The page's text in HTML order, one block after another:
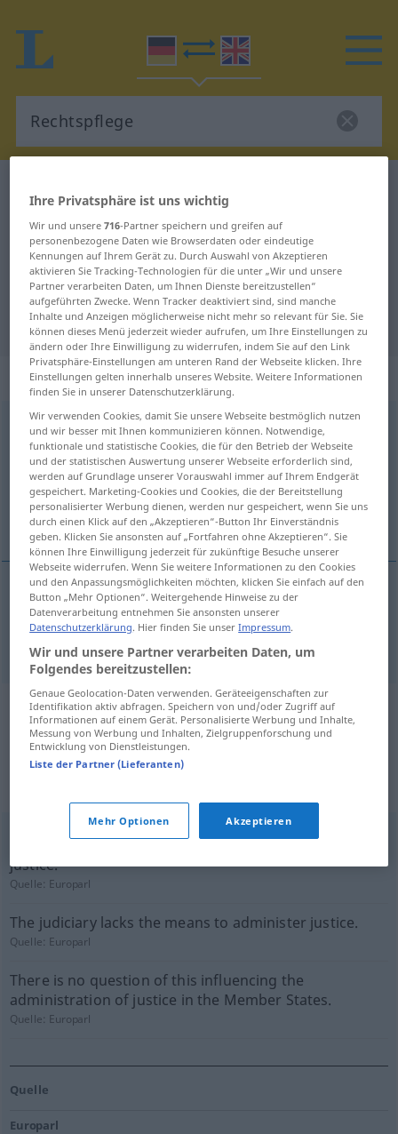
Deutsch-Englisch Übersetzung für
"Rechtspflege"
"Rechtspflege" Englisch
Übersetzung
„Rechtspflege“: Femininum
Rechtspflegef
Übersicht aller Übersetzungen
(Für mehr Details die Übersetzung anklicken/antippen)
administration of justice, judicature
(administration of)justice,judicature
Beispielsätze aus externen Quellen
für "Rechtspflege"
(nicht von der Langenscheidt Redaktion
Further, we must improve the public's access to
justice.
Quelle: Europarl
The judiciary lacks the means to administer justice.
Quelle: Europarl
There is no question of this influencing the
administration of justice in the Member States.
Quelle: Europarl
Quelle
Europarl
Ihre Privatsphäre ist uns wichtig
Wir und unsere716-Partner speichern und greifen auf
personenbezogene Daten wie Browserdaten oder eindeutige
Kennungen auf Ihrem Gerät zu. Durch Auswahl von Akzeptieren
aktivieren Sie Tracking-Technologien für die unter „Wir und unsere
Partner verarbeiten Daten, um Ihnen Dienste bereitzustellen“
aufgeführten Zwecke. Wenn Tracker deaktiviert sind, sind manche
Inhalte und Anzeigen möglicherweise nicht mehr so relevant für Sie. Sie
können dieses Menü jederzeit wieder aufrufen, um Ihre Einstellungen zu
ändern oder Ihre Einwilligung zu widerrufen, indem Sie auf den Link
Privatsphäre-Einstellungen am unteren Rand der Webseite klicken. Ihre
Einstellungen gelten innerhalb unseres Website. Weitere Informationen
finden Sie in unserer Datenschutzerklärung.
Wir verwenden Cookies, damit Sie unsere Webseite bestmöglich nutzen
und wir besser mit Ihnen kommunizieren können. Notwendige,
funktionale und statistische Cookies, die für den Betrieb der Webseite
und der statistischen Auswertung unserer Webseite erforderlich sind,
werden auf Grundlage unserer Vorauswahl immer auf Ihrem Endgerät
gespeichert. Marketing-Cookies und Cookies, die der Bereitstellung
personalisierter Werbung dienen, werden nur gespeichert, wenn Sie uns
durch einen Klick auf den „Akzeptieren“-Button Ihr Einverständnis
geben. Klicken Sie ansonsten auf „Fortfahren ohne Akzeptieren“. Sie
können Ihre Einwilligung jederzeit für zukünftige Besuche unserer
Webseite widerrufen. Wenn Sie weitere Informationen zu den Cookies
und den Anpassungsmöglichkeiten möchten, klicken Sie einfach auf den
Button „Mehr Optionen“. Weitergehende Hinweise zu der
Datenverarbeitung entnehmen Sie ansonsten unserer
Datenschutzerklärung. Hier finden Sie unserImpressum.
Wir und unsere Partner verarbeiten Daten, um
Folgendes bereitzustellen:
Genaue Geolocation-Daten verwenden. Geräteeigenschaften zur
Identifikation aktiv abfragen. Speichern von und/oder Zugriff auf
Informationen auf einem Gerät. Personalisierte Werbung und Inhalte,
Messung von Werbung und Inhalten, Zielgruppenforschung und
Entwicklung von Dienstleistungen.
Liste der Partner (Lieferanten)
Mehr Optionen Akzeptieren